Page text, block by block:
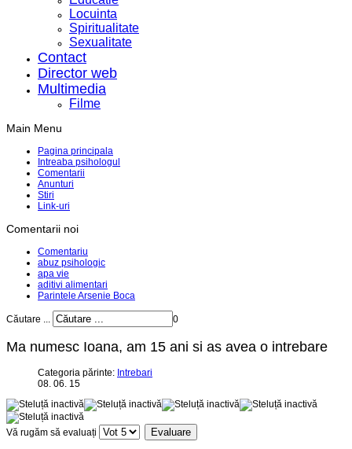
Locuinta
Spiritualitate
Sexualitate
Contact
Director web
Multimedia
Filme
Main Menu
Pagina principala
Intreaba psihologul
Comentarii
Anunturi
Stiri
Link-uri
Comentarii noi
Comentariu
abuz psihologic
apa vie
aditivi alimentari
Parintele Arsenie Boca
Căutare ... 0
Ma numesc Ioana, am 15 ani si as avea o intrebare
Categoria părinte: Intrebari
08. 06. 15
Vă rugăm să evaluați